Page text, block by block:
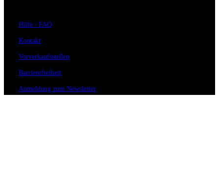
Hilfe / FAQ
Kontakt
Vorverkaufsstellen
Barrierefreiheit
Anmeldung zum Newsletter